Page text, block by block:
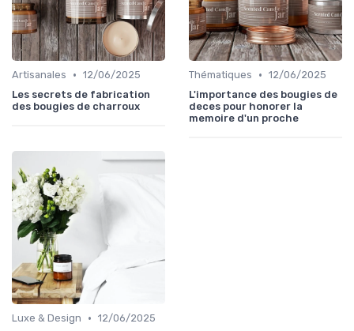
Artisanales • 12/06/2025
Les secrets de fabrication
des bougies de charroux
Thématiques • 12/06/2025
L'importance des bougies de
deces pour honorer la
memoire d'un proche
Luxe & Design • 12/06/2025